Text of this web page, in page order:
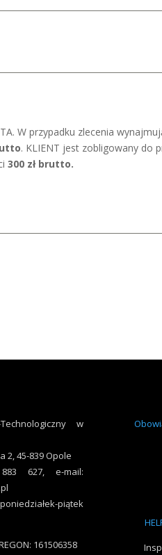
W przypadku zlecenia
. KLIENT jest zobligowany do
300 zł brutto.
w
2, 45-839 Opole
627, e-mail:
piątek
161506358